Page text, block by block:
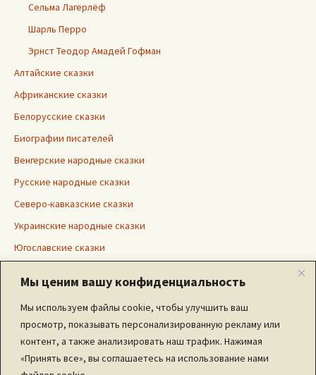
Мы ценим вашу конфиденциальность
Мы используем файлы cookie, чтобы улучшить ваш
просмотр, показывать персонализированную рекламу или
контент, а также анализировать наш трафик. Нажимая
«Принять все», вы соглашаетесь на использование нами
Сельма Лагерлёф
Шарль Перро
Эрнст Теодор Амадей Гофман
Алтайские сказки
Африканские сказки
Белорусские сказки
Биографии писателей
Венгерские народные сказки
Русские народные сказки
Северо-кавказские сказки
Украинские народные сказки
Югославские сказки
Дополнительно
Ввойти